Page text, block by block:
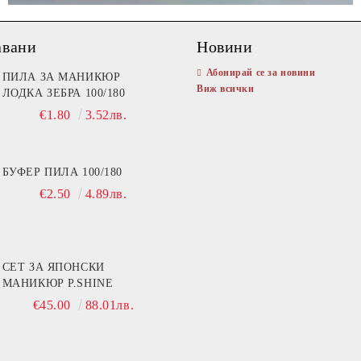
ПИЛА ЗА МАНИКЮР
ЛОДКА ЗЕБРА 100/180
€1.80 3.52лв.
БУФЕР ПИЛА 100/180
€2.50 4.89лв.
СЕТ ЗА ЯПОНСКИ
МАНИКЮР P.SHINE
€45.00 88.01лв.
Новини
Абонирай се за новини
Виж всички